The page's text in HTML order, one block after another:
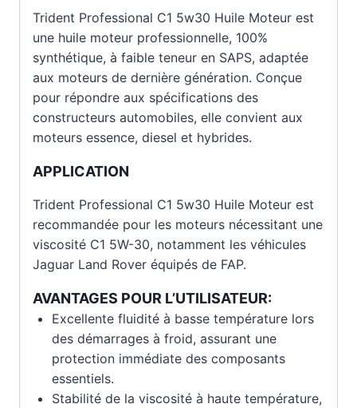
Trident Professional C1 5w30 Huile Moteur est
une huile moteur professionnelle, 100%
synthétique, à faible teneur en SAPS, adaptée
aux moteurs de dernière génération. Conçue
pour répondre aux spécifications des
constructeurs automobiles, elle convient aux
moteurs essence, diesel et hybrides.
APPLICATION
Trident Professional C1 5w30 Huile Moteur est
recommandée pour les moteurs nécessitant une
viscosité C1 5W-30, notamment les véhicules
Jaguar Land Rover équipés de FAP.
AVANTAGES POUR L’UTILISATEUR:
Excellente fluidité à basse température lors
des démarrages à froid, assurant une
protection immédiate des composants
essentiels.
Stabilité de la viscosité à haute température,